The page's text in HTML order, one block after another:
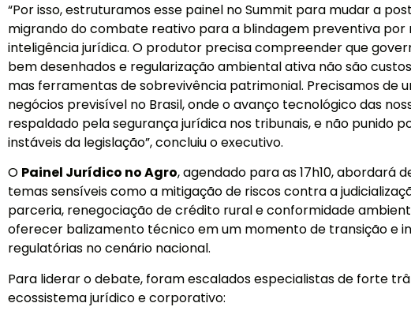
“Por isso, estruturamos esse painel no Summit para mudar a
migrando do combate reativo para a blindagem preventiva por
inteligência jurídica. O produtor precisa compreender que
bem desenhados e regularização ambiental ativa não são
mas ferramentas de sobrevivência patrimonial. Precisamos de
negócios previsível no Brasil, onde o avanço tecnológico das
respaldado pela segurança jurídica nos tribunais, e não punido
instáveis da legislação”, concluiu o executivo.
O Painel Jurídico no Agro, agendado para as 17h10, abordará
temas sensíveis como a mitigação de riscos contra a
parceria, renegociação de crédito rural e conformidade
oferecer balizamento técnico em um momento de transição e
regulatórias no cenário nacional.
Para liderar o debate, foram escalados especialistas de forte
ecossistema jurídico e corporativo: